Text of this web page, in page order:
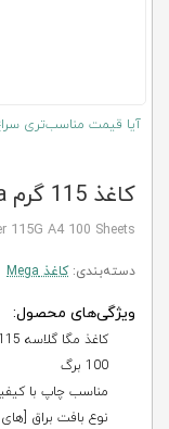
آیا قیمت مناسب‌تری
کاغذ 115 گرم Mega فتوگلاسه 100 برگی A4
115G A4 100 Sheets
دسته‌بندی:کاغذ Mega
ویژگی‌های محصول:
کاغذ مگا گلاسه 115 گرم A4
100 برگ
مناسب چاپ با
نوع بافت براق